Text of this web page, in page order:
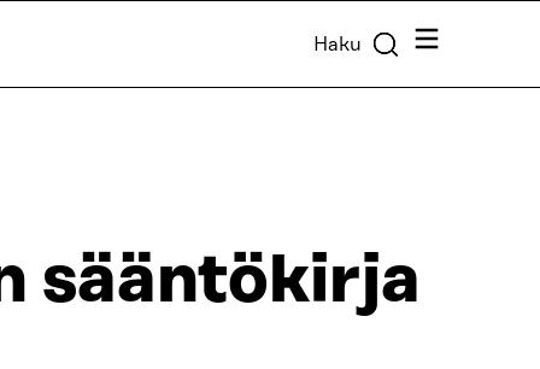
Haku Valikko
sääntökirja